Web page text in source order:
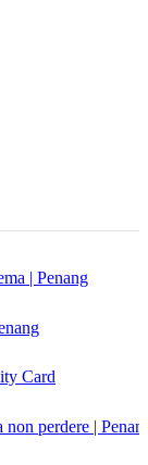
| Penang
Card
perdere |